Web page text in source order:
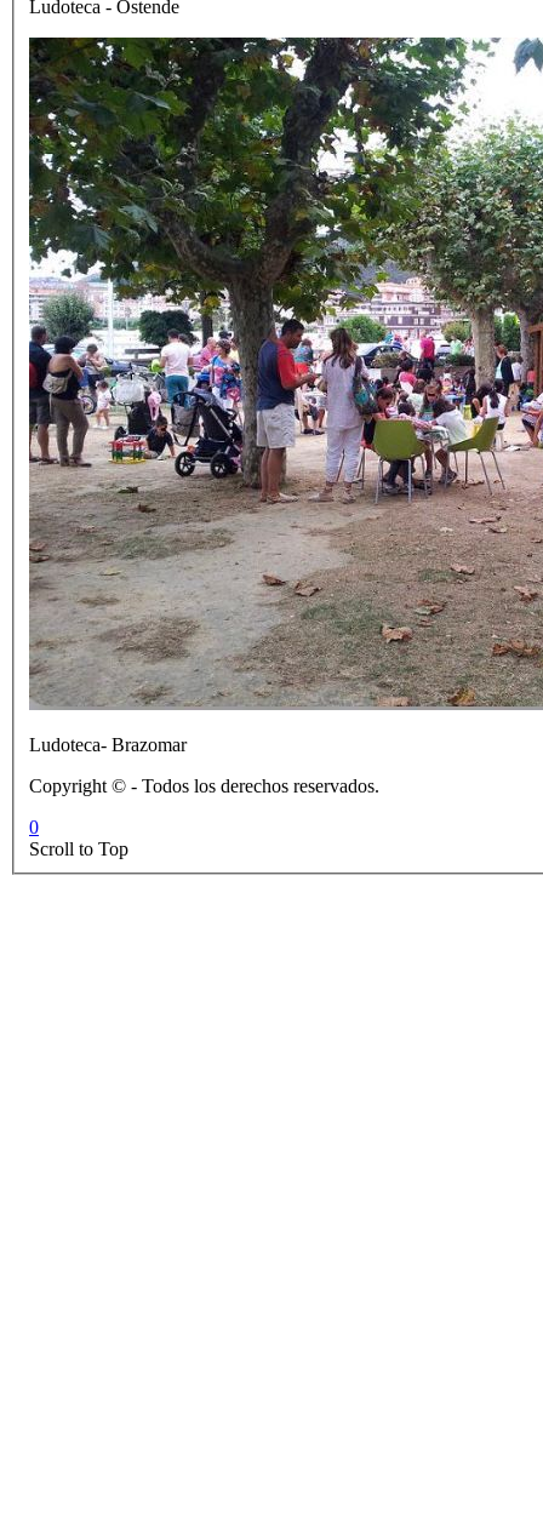
Ludoteca - Ostende
Ludoteca- Brazomar
Copyright © - Todos los derechos reservados.
0
Scroll to Top